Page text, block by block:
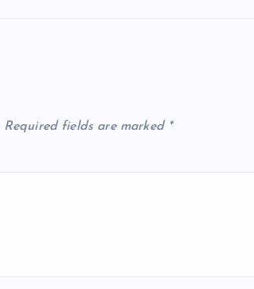
Required fields are marked *